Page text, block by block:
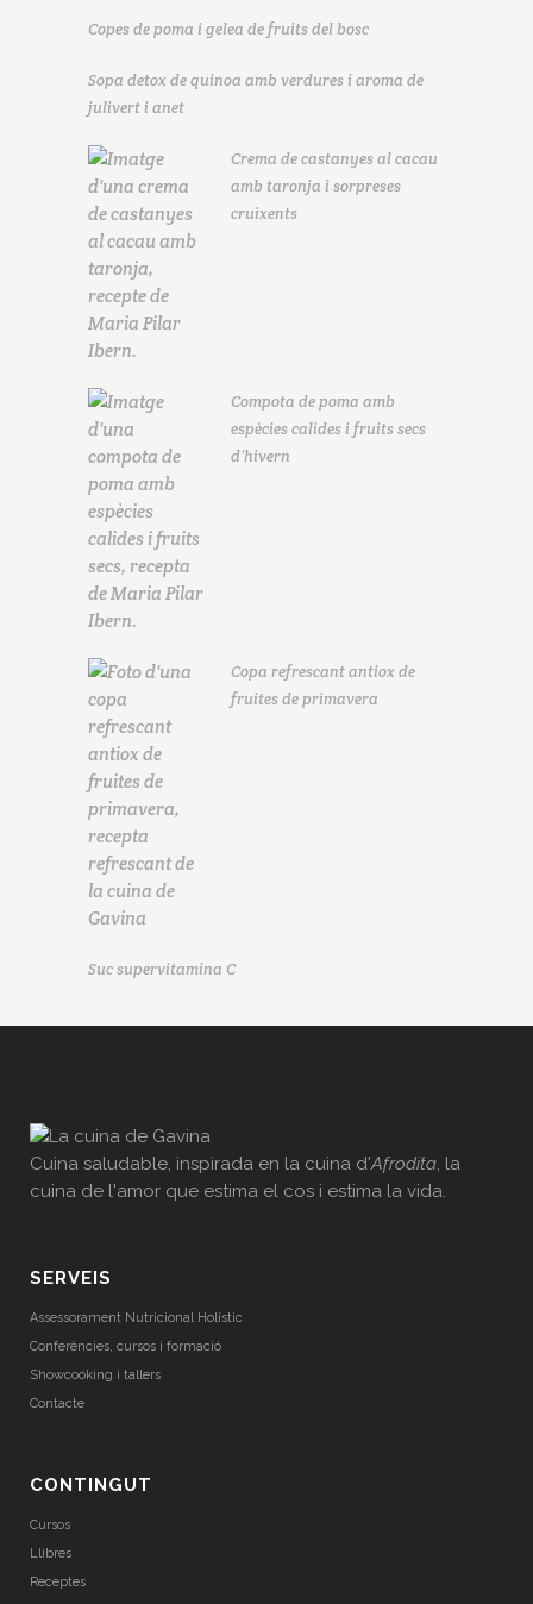
Copes de poma i gelea de fruits del bosc
Sopa detox de quinoa amb verdures i aroma de
julivert i anet
Crema de castanyes al cacau
amb taronja i sorpreses
cruixents
Compota de poma amb
espècies calides i fruits secs
d’hivern
Copa refrescant antiox de
fruites de primavera
Suc supervitamina C
Cuina saludable, inspirada en la cuina d'Afrodita, la
cuina de l'amor que estima el cos i estima la vida.
SERVEIS
Assessorament Nutricional Holístic
Conferències, cursos i formació
Showcooking i tallers
Contacte
CONTINGUT
Cursos
Llibres
Receptes